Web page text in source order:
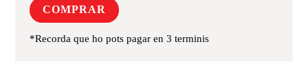
COMPRAR
*Recorda que ho pots pagar en 3 terminis